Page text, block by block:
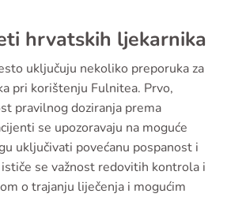
hrvatskih ljekarnika
uključuju nekoliko preporuka za
pri korištenju Fulnitea. Prvo,
pravilnog doziranja prema
se upozoravaju na moguće
uključivati povećanu pospanost i
se važnost redovitih kontrola i
o trajanju liječenja i mogućim